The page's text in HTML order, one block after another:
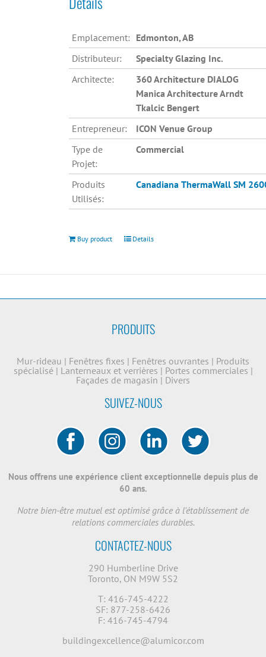
Emplacement: Edmonton, AB
Distributeur:
Specialty Glazing Inc.
Architecte:
360 Architecture DIALOG
Manica Architecture Arndt
Tkalcic Bengert
Entrepreneur:
ICON Venue Group
Type de
Projet:
Commercial
Produits
Utilisés:
Canadiana ThermaWall SM
Buy product Details
PRODUITS
Mur-rideau | Fenêtres fixes | Fenêtres ouvrantes | Produits
spécialisé | Lanterneaux et verrières | Portes commerciales |
Façades de magasin | Divers
SUIVEZ-NOUS
Nous offrens une expérience client exceptionnelle depuis plus de
60 ans.
Notre bien-être mutuel est optimisé grâce à l'établissement de
relations commerciales durables.
CONTACTEZ-NOUS
290 Humberline Drive
Toronto, ON M9W 5S2
T: 416-745-4222
SF: 877-258-6426
F: 416-745-4794
buildingexcellence@alumicor.com